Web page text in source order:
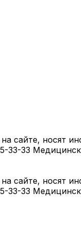
сайте, носят
33-33
сайте, носят
33-33